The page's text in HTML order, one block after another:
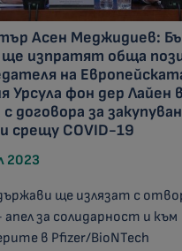
Асен Меджидиев:
изпратят обща
на
Урсула фон дер Лайен
договора за
срещу COVID-19
2023
ще излязат с
за солидарност и към
в Pfizer/BioNTech